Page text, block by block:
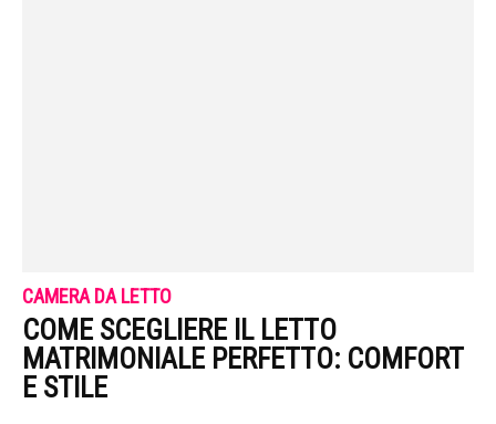
CAMERA DA LETTO
COME SCEGLIERE IL LETTO
MATRIMONIALE PERFETTO: COMFORT
E STILE